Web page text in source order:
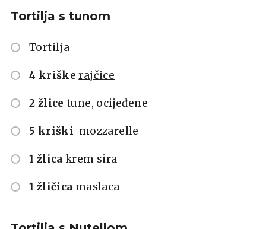
Tortilja s tunom
Tortilja
4 kriške rajčice
2 žlice tune, ocijeđene
5 kriški mozzarelle
1 žlica krem sira
1 žličica maslaca